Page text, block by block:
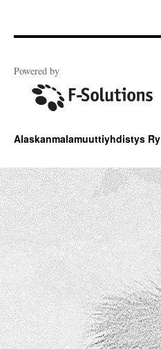
Powered by
Alaskanmalamuuttiyhdistys Ry